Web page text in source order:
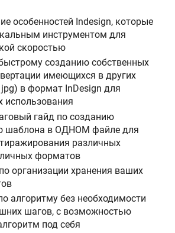
особенностей Indesign, которые
инструментом для
скоростью
созданию собственных
имеющихся в других
в формат InDesign для
использования
гайд по созданию
шаблона в ОДНОМ файле для
различных
форматов
организации хранения ваших
алгоритму без необходимости
шагов, с возможностью
под себя